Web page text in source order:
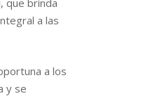
que brinda
a las
a los
y se